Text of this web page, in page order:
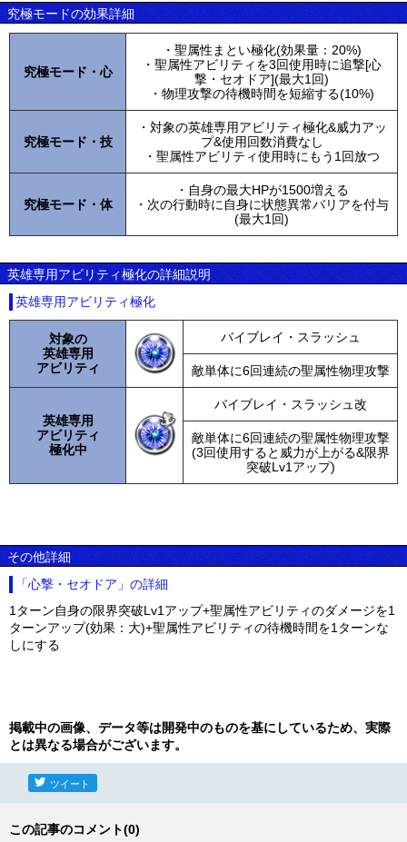
究極モードの効果詳細
究極モード・心
・聖属性まとい極化(効果量：20%)
・聖属性アビリティを3回使用時に追撃[心
撃・セオドア](最大1回)
・物理攻撃の待機時間を短縮する(10%)
究極モード・技
・対象の英雄専用アビリティ極化&威力アッ
プ&使用回数消費なし
・聖属性アビリティ使用時にもう1回放つ
究極モード・体
・自身の最大HPが1500増える
・次の行動時に自身に状態異常バリアを付与
(最大1回)
英雄専用アビリティ極化の詳細説明
英雄専用アビリティ極化
対象の
英雄専用
アビリティ
バイブレイ・スラッシュ
敵単体に6回連続の聖属性物理攻撃
英雄専用
アビリティ
極化中
バイブレイ・スラッシュ改
敵単体に6回連続の聖属性物理攻撃
(3回使用すると威力が上がる&限界
突破Lv1アップ)
その他詳細
「心撃・セオドア」の詳細
1ターン自身の限界突破Lv1アップ+聖属性アビリティのダメージを1
ターンアップ(効果：大)+聖属性アビリティの待機時間を1ターンな
しにする
掲載中の画像、データ等は開発中のものを基にしているため、実際
とは異なる場合がございます。
ツイート
この記事のコメント(0)